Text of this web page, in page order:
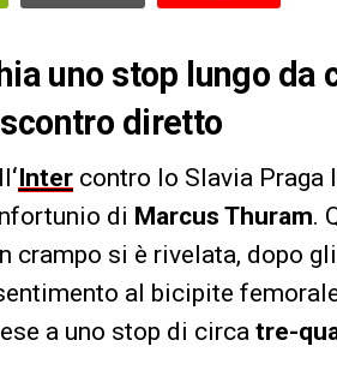
uno stop lungo da
diretto
‘Inter contro lo Slavia Praga
di Marcus Thuram.
crampo si è rivelata, dopo
al bicipite
a uno stop di circa tre-